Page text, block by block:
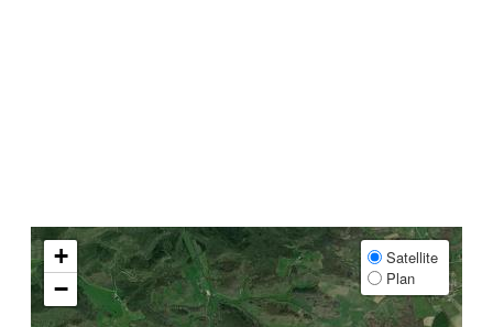
+
−
Satellite
Plan